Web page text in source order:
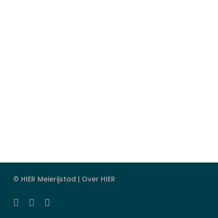
© HIER Meierijstad | Over HIER
facebook
instagram
email